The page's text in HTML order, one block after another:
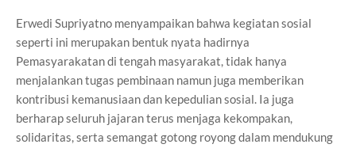
Erwedi Supriyatno menyampaikan bahwa kegiatan sosial
seperti ini merupakan bentuk nyata hadirnya
Pemasyarakatan di tengah masyarakat, tidak hanya
menjalankan tugas pembinaan namun juga memberikan
kontribusi kemanusiaan dan kepedulian sosial. Ia juga
berharap seluruh jajaran terus menjaga kekompakan,
solidaritas, serta semangat gotong royong dalam mendukung